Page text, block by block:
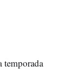
temporada